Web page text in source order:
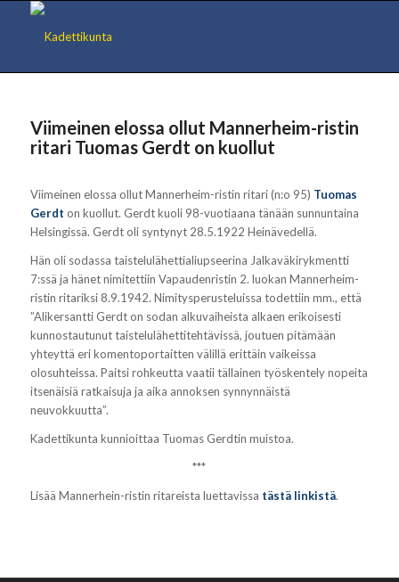
Viimeinen elossa ollut Mannerheim-ristin
ritari Tuomas Gerdt on kuollut
Viimeinen elossa ollut Mannerheim-ristin ritari (n:o 95) Tuomas
Gerdt on kuollut. Gerdt kuoli 98-vuotiaana tänään sunnuntaina
Helsingissä. Gerdt oli syntynyt 28.5.1922 Heinävedellä.
Hän oli sodassa taistelulähettialiupseerina Jalkaväkirykmentti
7:ssä ja hänet nimitettiin Vapaudenristin 2. luokan Mannerheim-
ristin ritariksi 8.9.1942. Nimitysperusteluissa todettiin mm., että
”Alikersantti Gerdt on sodan alkuvaiheista alkaen erikoisesti
kunnostautunut taistelulähettitehtävissä, joutuen pitämään
yhteyttä eri komentoportaitten välillä erittäin vaikeissa
olosuhteissa. Paitsi rohkeutta vaatii tällainen työskentely nopeita
itsenäisiä ratkaisuja ja aika annoksen synnynnäistä
neuvokkuutta”.
Kadettikunta kunnioittaa Tuomas Gerdtin muistoa.
***
Lisää Mannerhein-ristin ritareista luettavissa tästä linkistä.